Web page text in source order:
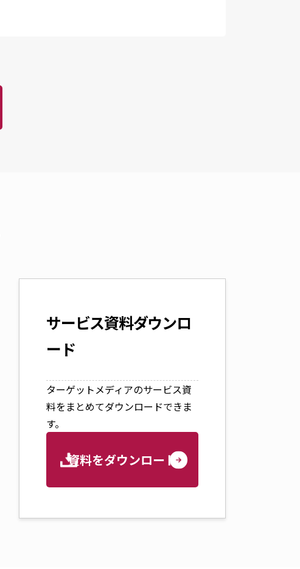
サービス資料ダウンロ
ード
ターゲットメディアのサービス資
料をまとめてダウンロードできま
す。
資料をダウンロード